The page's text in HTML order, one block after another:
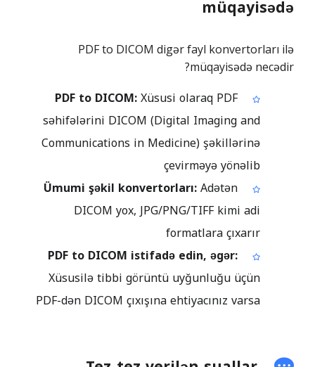
müqayisədə
PDF to DICOM digər fayl konvertorları ilə
müqayisədə necədir?
PDF to DICOM:Xüsusi olaraq PDF
səhifələrini DICOM (Digital Imaging and
Communications in Medicine) şəkillərinə
çevirməyə yönəlib
Ümumi şəkil konvertorları:Adətən
DICOM yox, JPG/PNG/TIFF kimi adi
formatlara çıxarır
PDF to DICOM istifadə edin, əgər:
Xüsusilə tibbi görüntü uyğunluğu üçün
PDF-dən DICOM çıxışına ehtiyacınız varsa